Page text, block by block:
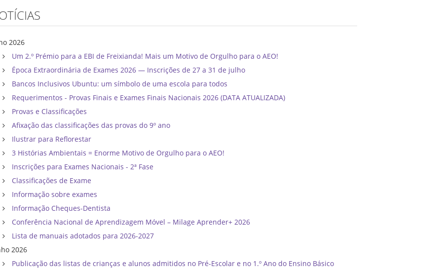
2026
Um 2.º Prémio para a EBI de Freixianda! Mais um Motivo de Orgulho para o AEO!
Época Extraordinária de Exames 2026 — Inscrições de 27 a 31 de julho
Bancos Inclusivos Ubuntu: um símbolo de uma escola para todos
Requerimentos - Provas Finais e Exames Finais Nacionais 2026 (DATA ATUALIZADA)
Provas e Classificações
Afixação das classificações das provas do 9º ano
Ilustrar para Reflorestar
3 Histórias Ambientais = Enorme Motivo de Orgulho para o AEO!
Inscrições para Exames Nacionais - 2ª Fase
Classificações de Exame
Informação sobre exames
Informação Cheques-Dentista
Conferência Nacional de Aprendizagem Móvel – Milage Aprender+ 2026
Lista de manuais adotados para 2026-2027
2026
Publicação das listas de crianças e alunos admitidos no Pré-Escolar e no 1.º Ano do Ensino Básico